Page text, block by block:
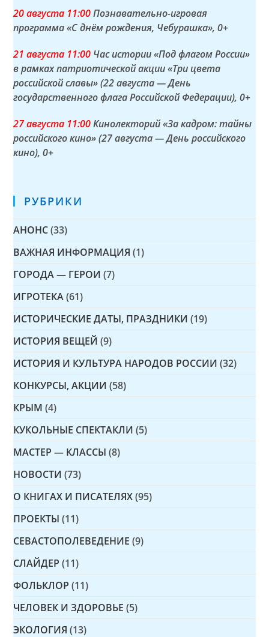
20 августа 11:00Познавательно-игровая
программа «С днём рождения, Чебурашка», 0+
21 августа 11:00 Час истории «Под флагом России»
в рамках патриотической акции «Три цвета
российской славы» (22 августа — День
государственного флага Российской Федерации), 0+
27 августа 11:00Кинолекторий «За кадром: тайны
российского кино» (27 августа — День российского
кино), 0+
РУБРИКИ
АНОНС (33)
ВАЖНАЯ ИНФОРМАЦИЯ (1)
ГОРОДА — ГЕРОИ (7)
ИГРОТЕКА (61)
ИСТОРИЧЕСКИЕ ДАТЫ, ПРАЗДНИКИ (19)
ИСТОРИЯ ВЕЩЕЙ (9)
ИСТОРИЯ И КУЛЬТУРА НАРОДОВ РОССИИ (32)
КОНКУРСЫ, АКЦИИ (58)
КРЫМ (4)
КУКОЛЬНЫЕ СПЕКТАКЛИ (5)
МАСТЕР — КЛАССЫ (8)
НОВОСТИ (73)
О КНИГАХ И ПИСАТЕЛЯХ (95)
ПРОЕКТЫ (11)
СЕВАСТОПОЛЕВЕДЕНИЕ (9)
СЛАЙДЕР (11)
ФОЛЬКЛОР (11)
ЧЕЛОВЕК И ЗДОРОВЬЕ (5)
ЭКОЛОГИЯ (13)